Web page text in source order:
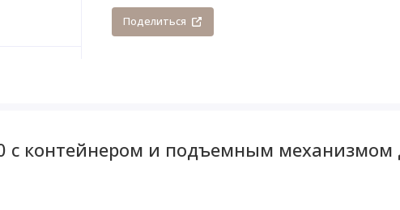
Поделиться
c контейнером и подъемным